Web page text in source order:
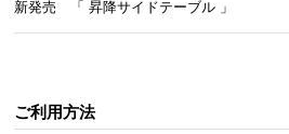
新発売 「 昇降サイドテーブル 」
ご利用方法